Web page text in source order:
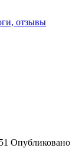
отзывы
Опубликовано